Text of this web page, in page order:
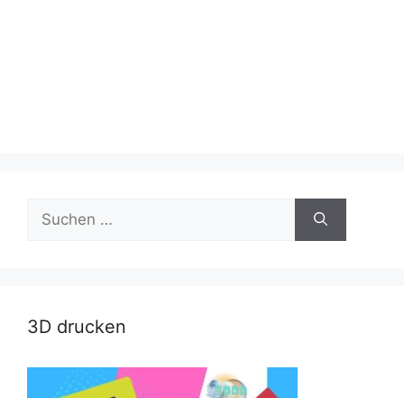
nach:
3D drucken